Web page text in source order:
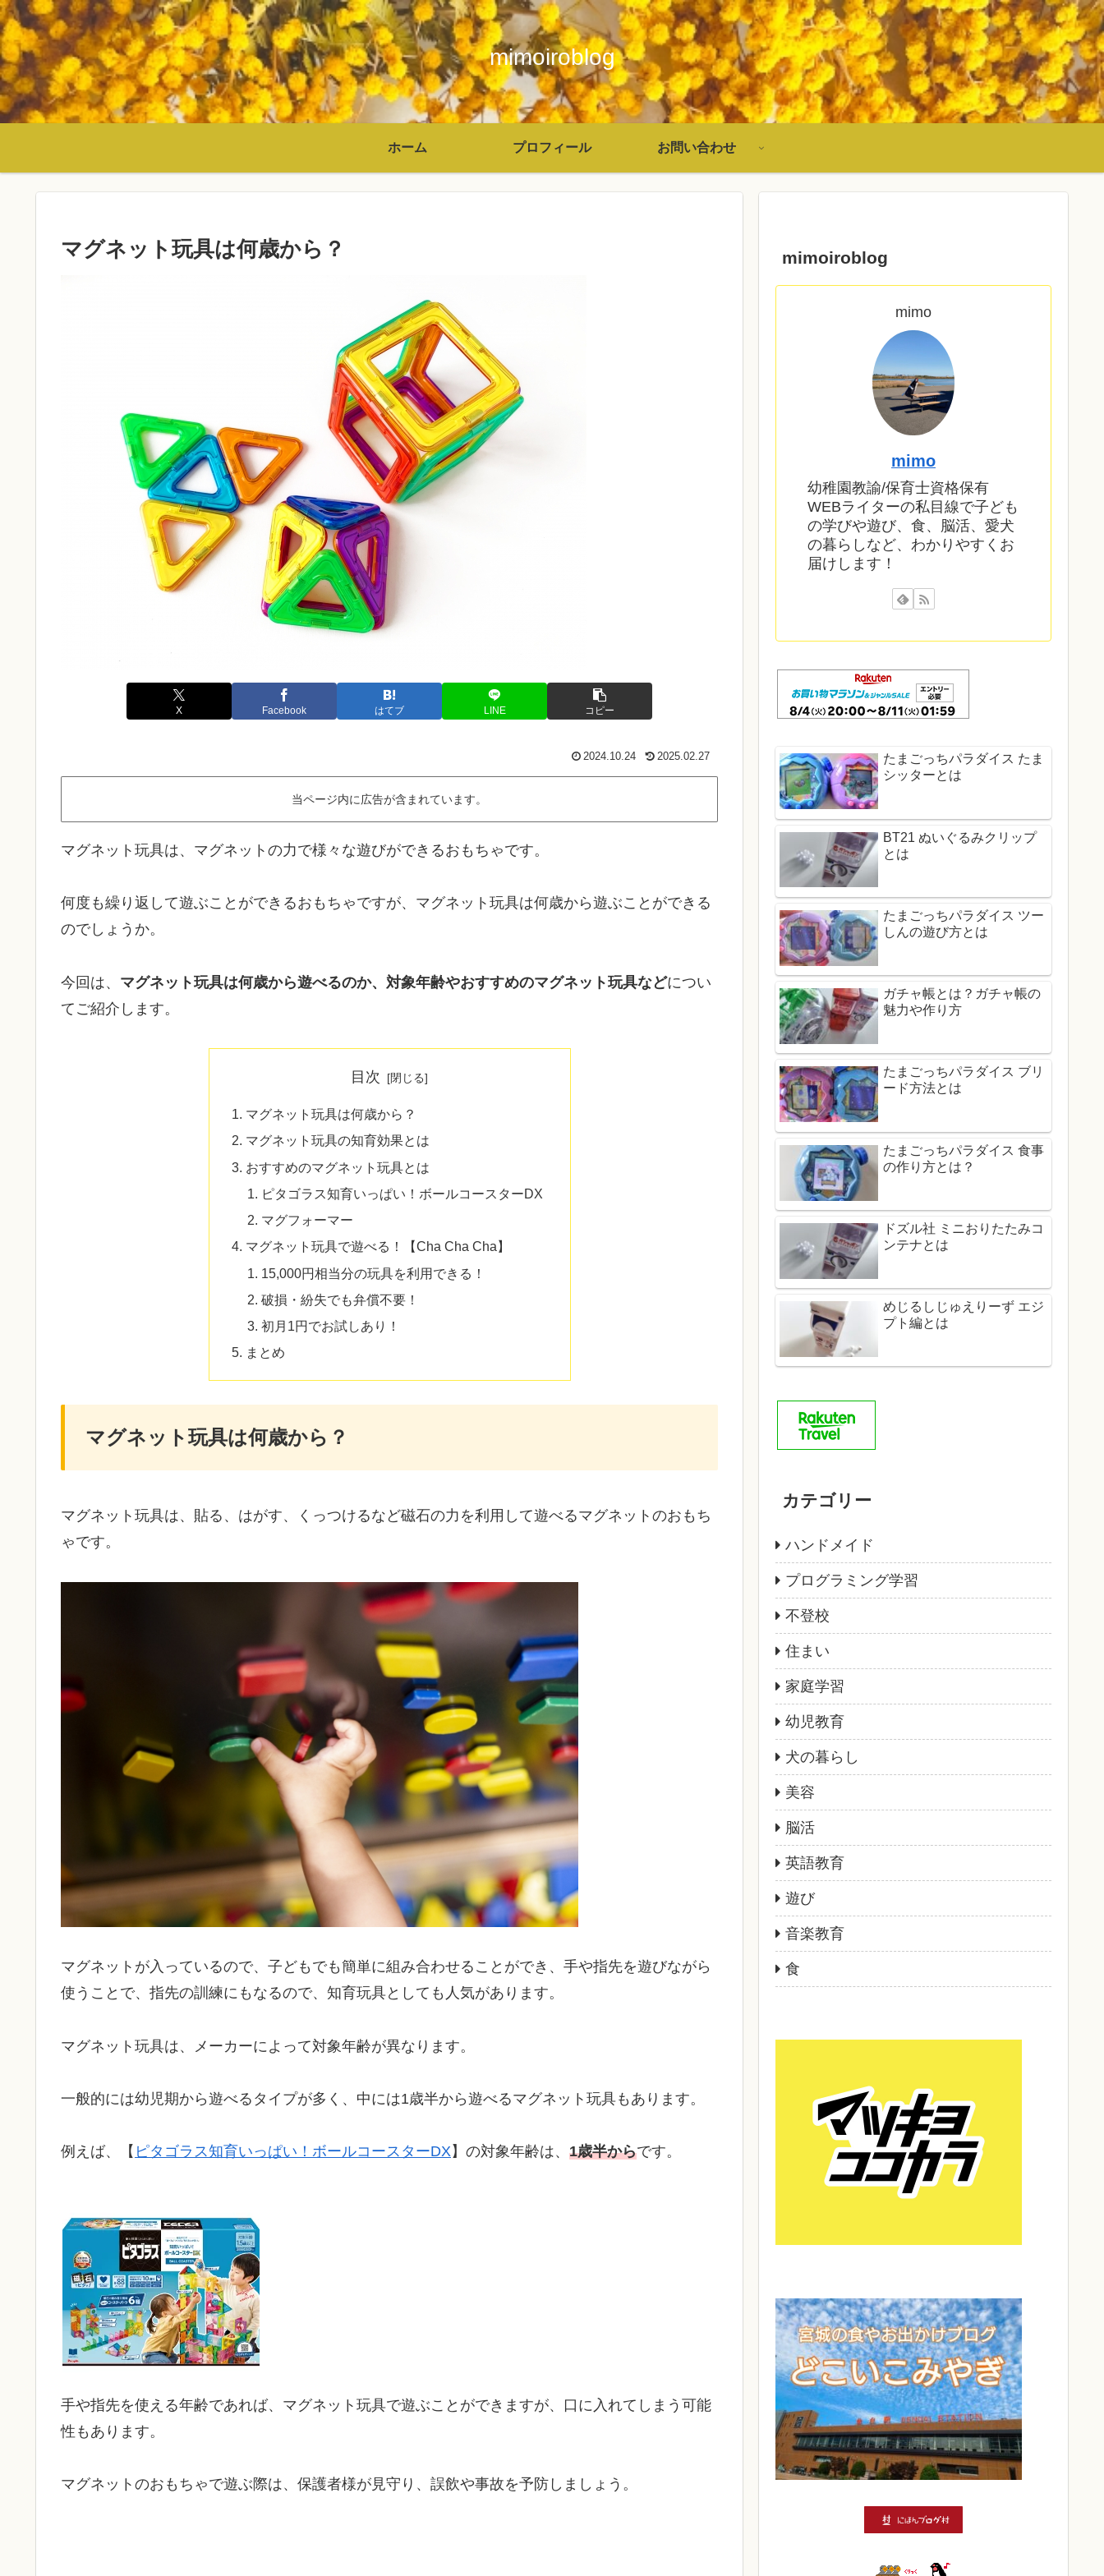
mimoiroblog
ホーム プロフィール お問い合わせ
マグネット玩具は何歳から？
X Facebook はてブ LINE コピー
2024.10.24 2025.02.27
当ページ内に広告が含まれています。
マグネット玩具は、マグネットの力で様々な遊びができるおもちゃです。
何度も繰り返して遊ぶことができるおもちゃですが、マグネット玩具は何歳から遊ぶことができる
のでしょうか。
今回は、 マグネット玩具は何歳から遊べるのか、対象年齢やおすすめのマグネット玩具などについ
てご紹介します。
目次
マグネット玩具は何歳から？
マグネット玩具の知育効果とは
おすすめのマグネット玩具とは
ピタゴラス知育いっぱい！ボールコースターDX
マグフォーマー
マグネット玩具で遊べる！【Cha Cha Cha】
15,000円相当分の玩具を利用できる！
破損・紛失でも弁償不要！
初月1円でお試しあり！
まとめ
マグネット玩具は何歳から？
マグネット玩具は、貼る、はがす、くっつけるなど磁石の力を利用して遊べるマグネットのおもち
ゃです。
マグネットが入っているので、子どもでも簡単に組み合わせることができ、手や指先を遊びながら
使うことで、指先の訓練にもなるので、知育玩具としても人気があります。
マグネット玩具は、メーカーによって対象年齢が異なります。
一般的には幼児期から遊べるタイプが多く、中には1歳半から遊べるマグネット玩具もあります。
例えば、【 ピタゴラス知育いっぱい！ボールコースターDX】の対象年齢は、 1歳半からです。
手や指先を使える年齢であれば、マグネット玩具で遊ぶことができますが、口に入れてしまう可能
性もあります。
マグネットのおもちゃで遊ぶ際は、保護者様が見守り、誤飲や事故を予防しましょう。
mimoiroblog
mimo
mimo
幼稚園教諭/保育士資格保有
WEBライターの私目線で子ども
の学びや遊び、食、脳活、愛犬
の暮らしなど、わかりやすくお
届けします！
たまごっちパラダイス たま
シッターとは
BT21 ぬいぐるみクリップ
とは
たまごっちパラダイス ツー
しんの遊び方とは
ガチャ帳とは？ガチャ帳の
魅力や作り方
たまごっちパラダイス ブリ
ード方法とは
たまごっちパラダイス 食事
の作り方とは？
ドズル社 ミニおりたたみコ
ンテナとは
めじるしじゅえりーず エジ
プト編とは
カテゴリー
ハンドメイド
プログラミング学習
不登校
住まい
家庭学習
幼児教育
犬の暮らし
美容
脳活
英語教育
遊び
音楽教育
食